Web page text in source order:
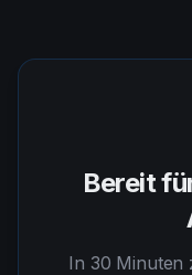
Bereit
In 30 Minuten